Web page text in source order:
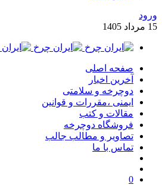
ورود
15 مرداد 1405
صفحه اصلی
آخرین اخبار
دوچرخه و سلامتی
ایمنی ،مقررات و قوانین
مقالات و کتب
فروشگاه دوچرخه
تصاویر و مطالب جالب
تماس با ما
0